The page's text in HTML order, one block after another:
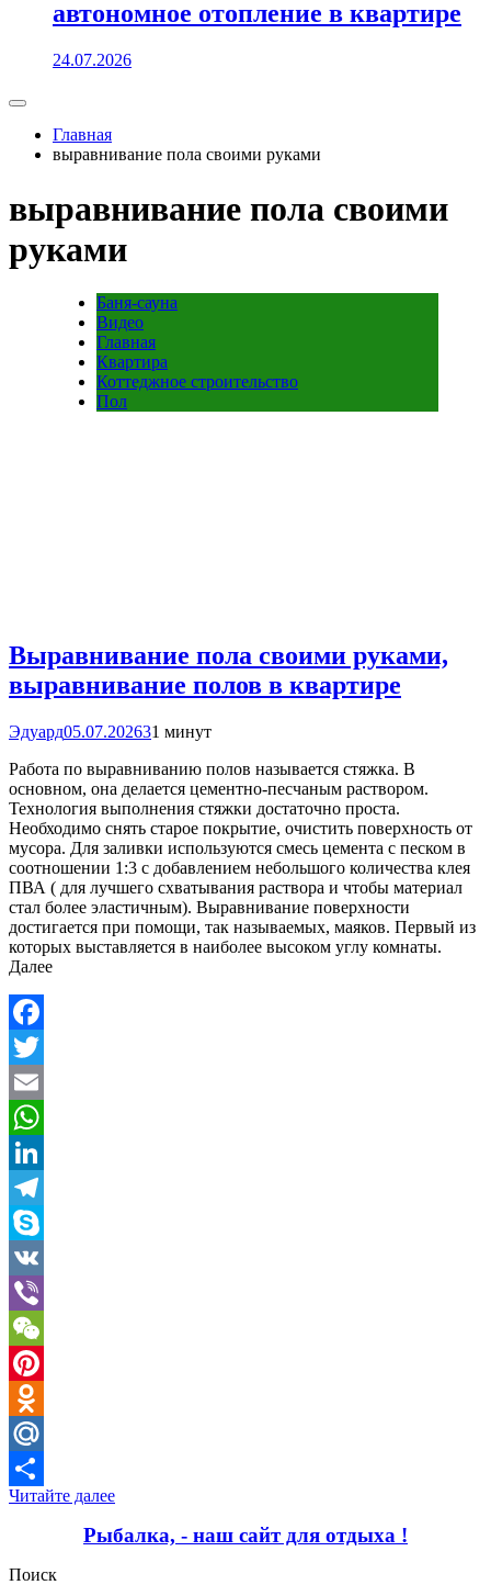
автономное отопление в квартире
24.07.2026
Главная
выравнивание пола своими руками
выравнивание пола своими
руками
Баня-сауна
Видео
Главная
Квартира
Коттеджное строительство
Пол
Выравнивание пола своими руками,
выравнивание полов в квартире
Эдуард05.07.202631 минут
Работа по выравниванию полов называется стяжка. В
основном, она делается цементно-песчаным раствором.
Технология выполнения стяжки достаточно проста.
Необходимо снять старое покрытие, очистить поверхность от
мусора. Для заливки используются смесь цемента с песком в
соотношении 1:3 с добавлением небольшого количества клея
ПВА ( для лучшего схватывания раствора и чтобы материал
стал более эластичным). Выравнивание поверхности
достигается при помощи, так называемых, маяков. Первый из
которых выставляется в наиболее высоком углу комнаты.
Далее
Facebook
Twitter
Email
WhatsApp
LinkedIn
Telegram
Skype
VK
Viber
WeChat
Pinterest
Odnoklassniki
Mail.Ru
Отправить
Читайте далее
Рыбалка, - наш сайт для отдыха !
Поиск